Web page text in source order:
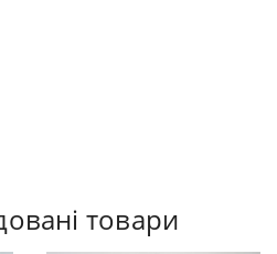
товари